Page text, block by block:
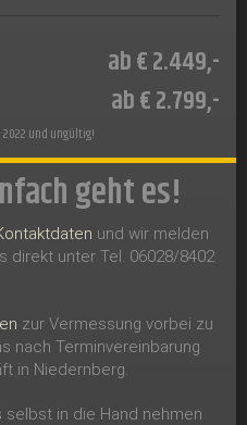
ab € 2.449,-
ab € 2.799,-
und ungültig!
geht es!
und wir melden
direkt unter Tel. 06028/8402
zur Vermessung vorbei zu
nach Terminvereinbarung
in Niedernberg.
selbst in die Hand nehmen